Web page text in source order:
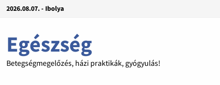
2026.08.07. - Ibolya
Egészség
Betegségmegelőzés, házi praktikák, gyógyulás!